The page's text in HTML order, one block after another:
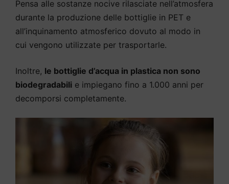
Pensa alle sostanze nocive rilasciate nell’atmosfera
durante la produzione delle bottiglie in PET e
all’inquinamento atmosferico dovuto al modo in
cui vengono utilizzate per trasportarle.
Inoltre, le bottiglie d’acqua in plastica non sono
biodegradabili e impiegano fino a 1.000 anni per
decomporsi completamente.